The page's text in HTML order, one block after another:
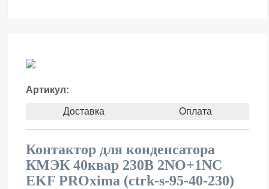
Артикул:
Доставка Оплата
Контактор для конденсатора
КМЭК 40квар 230В 2NО+1NC
EKF PROxima (ctrk-s-95-40-230)